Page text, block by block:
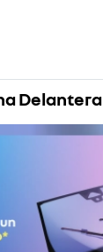
Delantera